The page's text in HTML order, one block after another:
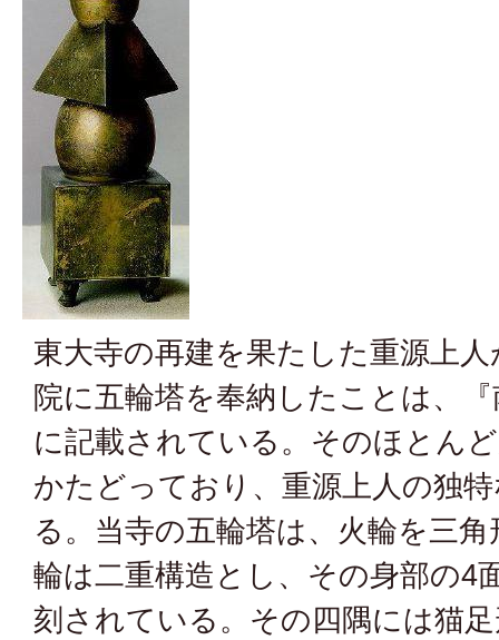
東大寺の再建を果たした重源上
院に五輪塔を奉納したことは、
に記載されている。そのほとん
かたどっており、重源上人の独
る。当寺の五輪塔は、火輪を三
輪は二重構造とし、その身部の4
刻されている。その四隅には猫